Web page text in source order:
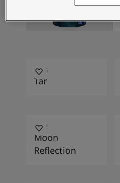
5366
Tar
4072
Moon
Reflection